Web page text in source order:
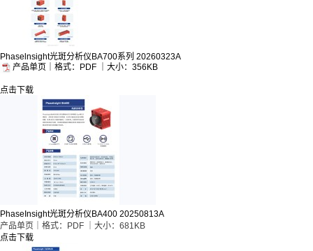
Phaselnsight光斑分析仪BA700系列 20260323A
产品单页｜格式：PDF ｜大小：356KB
点击下载
PhaseInsight光斑分析仪BA400 20250813A
产品单页｜格式：PDF ｜大小：681KB
点击下载